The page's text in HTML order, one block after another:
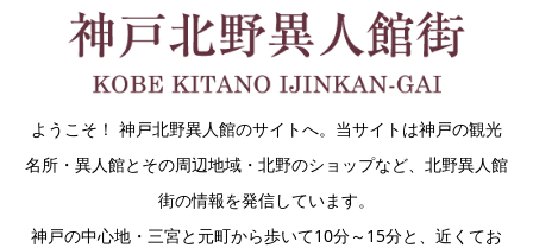
ようこそ！ 神戸北野異人館のサイトへ。当サイトは神戸の観光
名所・異人館とその周辺地域・北野のショップなど、北野異人館
街の情報を発信しています。
神戸の中心地・三宮と元町から歩いて10分～15分と、近くてお